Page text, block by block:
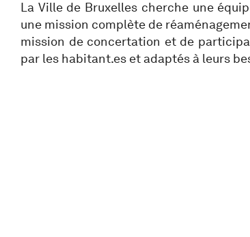
La Ville de Bruxelles cherche une
une mission complète de
mission de concertation et de
par les habitant.es et adaptés à leurs